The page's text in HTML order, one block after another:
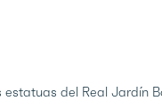
del Real Jardín